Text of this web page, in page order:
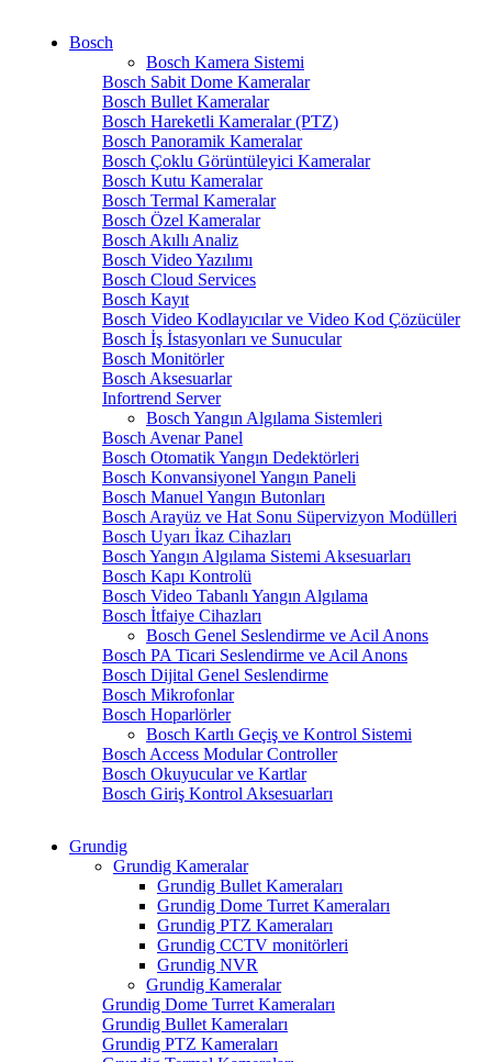
Bosch
Bosch Kamera Sistemi
Bosch Sabit Dome Kameralar
Bosch Bullet Kameralar
Bosch Hareketli Kameralar (PTZ)
Bosch Panoramik Kameralar
Bosch Çoklu Görüntüleyici Kameralar
Bosch Kutu Kameralar
Bosch Termal Kameralar
Bosch Özel Kameralar
Bosch Akıllı Analiz
Bosch Video Yazılımı
Bosch Cloud Services
Bosch Kayıt
Bosch Video Kodlayıcılar ve Video Kod Çözücüler
Bosch İş İstasyonları ve Sunucular
Bosch Monitörler
Bosch Aksesuarlar
Infortrend Server
Bosch Yangın Algılama Sistemleri
Bosch Avenar Panel
Bosch Otomatik Yangın Dedektörleri
Bosch Konvansiyonel Yangın Paneli
Bosch Manuel Yangın Butonları
Bosch Arayüz ve Hat Sonu Süpervizyon Modülleri
Bosch Uyarı İkaz Cihazları
Bosch Yangın Algılama Sistemi Aksesuarları
Bosch Kapı Kontrolü
Bosch Video Tabanlı Yangın Algılama
Bosch İtfaiye Cihazları
Bosch Genel Seslendirme ve Acil Anons
Bosch PA Ticari Seslendirme ve Acil Anons
Bosch Dijital Genel Seslendirme
Bosch Mikrofonlar
Bosch Hoparlörler
Bosch Kartlı Geçiş ve Kontrol Sistemi
Bosch Access Modular Controller
Bosch Okuyucular ve Kartlar
Bosch Giriş Kontrol Aksesuarları
Grundig
Grundig Kameralar
Grundig Bullet Kameraları
Grundig Dome Turret Kameraları
Grundig PTZ Kameraları
Grundig CCTV monitörleri
Grundig NVR
Grundig Kameralar
Grundig Dome Turret Kameraları
Grundig Bullet Kameraları
Grundig PTZ Kameraları